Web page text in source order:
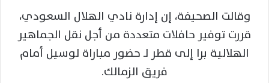
وقالت الصحيفة، إن إدارة نادي الهلال السعودي،
قررت توفير حافلات متعددة من أجل نقل الجماهير
الهلالية برا إلى قطر لـ حضور مباراة لوسيل أمام
فريق الزمالك.